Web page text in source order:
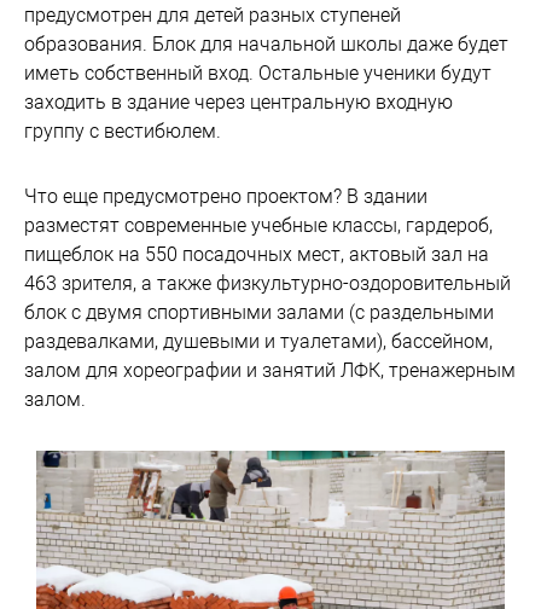
предусмотрен для детей разных ступеней
образования. Блок для начальной школы даже будет
иметь собственный вход. Остальные ученики будут
заходить в здание через центральную входную
группу с вестибюлем.
Что еще предусмотрено проектом? В здании
разместят современные учебные классы, гардероб,
пищеблок на 550 посадочных мест, актовый зал на
463 зрителя, а также физкультурно-оздоровительный
блок с двумя спортивными залами (с раздельными
раздевалками, душевыми и туалетами), бассейном,
залом для хореографии и занятий ЛФК, тренажерным
залом.